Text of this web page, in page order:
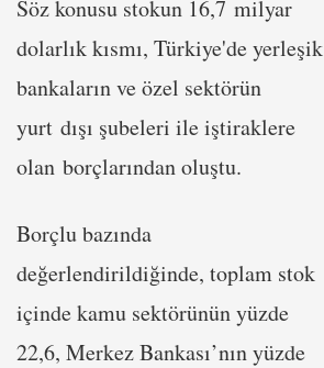
Söz konusu stokun 16,7 milyar
dolarlık kısmı, Türkiye'de yerleşik
bankaların ve özel sektörün
yurt dışı şubeleri ile iştiraklere
olan borçlarından oluştu.
Borçlu bazında
değerlendirildiğinde, toplam stok
içinde kamu sektörünün yüzde
22,6, Merkez Bankası’nın yüzde